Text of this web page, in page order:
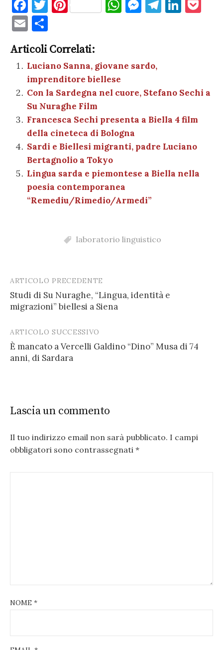
F
a
c
e
b
o
o
k
T
te
r
Pi
es
t
W
A
p
M
g
er
T
m
Li
n
E
m
ai
l
n
di
vi
di
Articoli Correlati:
Luciano Sanna, giovane sardo,
imprenditore biellese
Con la Sardegna nel cuore, Stefano Sechi a
Su Nuraghe Film
Francesca Sechi presenta a Biella 4 film
della cineteca di Bologna
Sardi e Biellesi migranti, padre Luciano
Bertagnolio a Tokyo
Lingua sarda e piemontese a Biella nella
poesia contemporanea
“Remediu/Rimedio/Armedi”
laboratorio linguistico
Post
navigation
ARTICOLO PRECEDENTE
Studi di Su Nuraghe, “Lingua, identità e
migrazioni” biellesi a Siena
ARTICOLO SUCCESSIVO
È mancato a Vercelli Galdino “Dino” Musa di 74
anni, di Sardara
Lascia un commento
Il tuo indirizzo email non sarà pubblicato. I campi
obbligatori sono contrassegnati *
NOME *